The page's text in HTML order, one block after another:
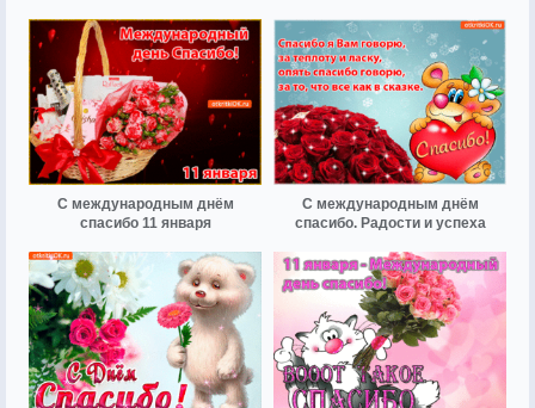
С международным днём
спасибо 11 января
С международным днём
спасибо. Радости и успеха